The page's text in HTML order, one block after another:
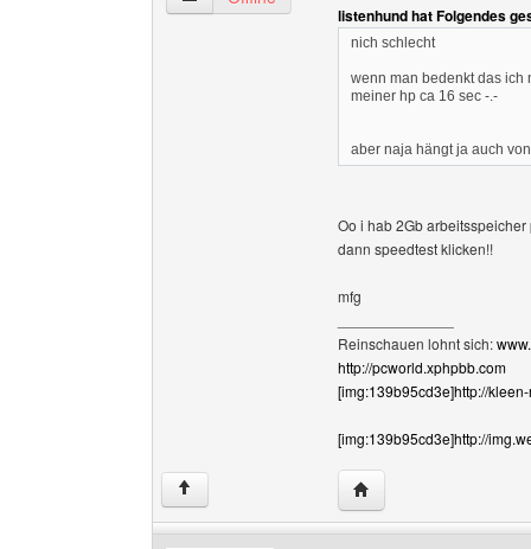
listenhund hat Folgendes
nich schlecht
wenn man bedenkt das ich
meiner hp ca 16 sec -.-
aber naja hängt ja auch
Oo i hab 2Gb
dann speedtest klicken!!
mfg
Reinschauen lohnt sich:
http://pcworld.xphpbb.com
[img:139b95cd3e]http://
[img:139b95cd3e]http://
↑ Website dieses